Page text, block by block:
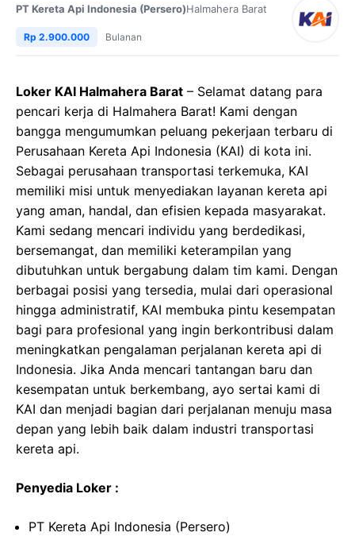
PT Kereta Api Indonesia (Persero)Halmahera Barat
Rp 2.900.000 Bulanan
Loker KAI Halmahera Barat – Selamat datang para
pencari kerja di Halmahera Barat! Kami dengan
bangga mengumumkan peluang pekerjaan terbaru di
Perusahaan Kereta Api Indonesia (KAI) di kota ini.
Sebagai perusahaan transportasi terkemuka, KAI
memiliki misi untuk menyediakan layanan kereta api
yang aman, handal, dan efisien kepada masyarakat.
Kami sedang mencari individu yang berdedikasi,
bersemangat, dan memiliki keterampilan yang
dibutuhkan untuk bergabung dalam tim kami. Dengan
berbagai posisi yang tersedia, mulai dari operasional
hingga administratif, KAI membuka pintu kesempatan
bagi para profesional yang ingin berkontribusi dalam
meningkatkan pengalaman perjalanan kereta api di
Indonesia. Jika Anda mencari tantangan baru dan
kesempatan untuk berkembang, ayo sertai kami di
KAI dan menjadi bagian dari perjalanan menuju masa
depan yang lebih baik dalam industri transportasi
kereta api.
Penyedia Loker :
PT Kereta Api Indonesia (Persero)